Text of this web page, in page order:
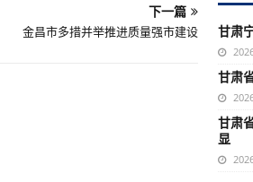
下一篇
金昌市多措并举推进质量强市建设 甘肃
甘肃
甘肃
显